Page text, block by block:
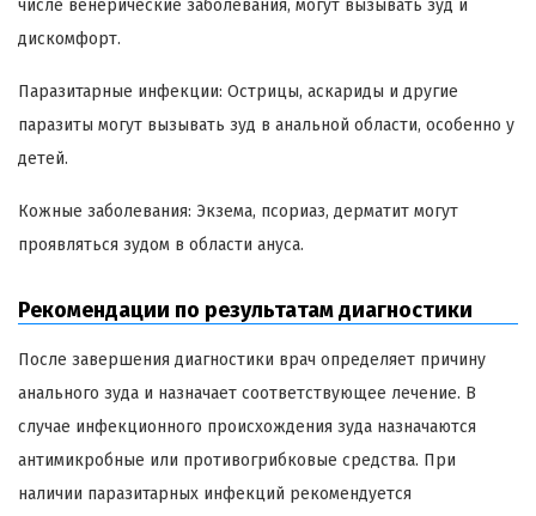
числе венерические заболевания, могут вызывать зуд и
дискомфорт.
Паразитарные инфекции: Острицы, аскариды и другие
паразиты могут вызывать зуд в анальной области, особенно у
детей.
Кожные заболевания: Экзема, псориаз, дерматит могут
проявляться зудом в области ануса.
Рекомендации по результатам диагностики
После завершения диагностики врач определяет причину
анального зуда и назначает соответствующее лечение. В
случае инфекционного происхождения зуда назначаются
антимикробные или противогрибковые средства. При
наличии паразитарных инфекций рекомендуется